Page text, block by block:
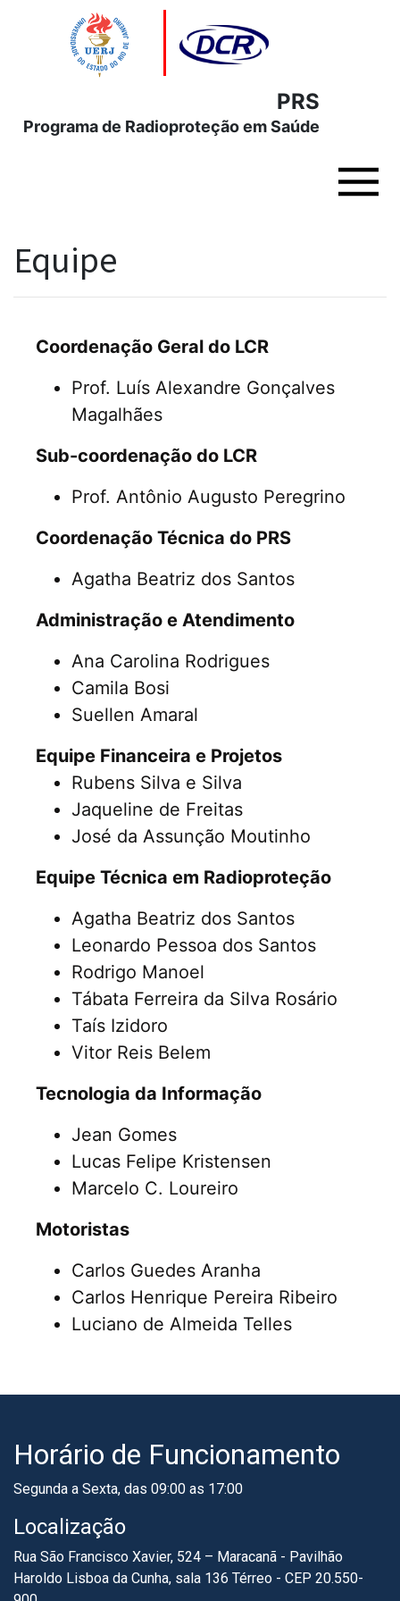
PRS
Programa de Radioproteção em Saúde
Serviços
Dúvidas
Legislação
Equipe
Contato
Login
Cadastro
Equipe
Coordenação Geral do LCR
Prof. Luís Alexandre Gonçalves
Magalhães
Sub-coordenação do LCR
Prof. Antônio Augusto Peregrino
Coordenação Técnica do PRS
Agatha Beatriz dos Santos
Administração e Atendimento
Ana Carolina Rodrigues
Camila Bosi
Suellen Amaral
Equipe Financeira e Projetos
Rubens Silva e Silva
Jaqueline de Freitas
José da Assunção Moutinho
Equipe Técnica em Radioproteção
Agatha Beatriz dos Santos
Leonardo Pessoa dos Santos
Rodrigo Manoel
Tábata Ferreira da Silva Rosário
Taís Izidoro
Vitor Reis Belem
Tecnologia da Informação
Jean Gomes
Lucas Felipe Kristensen
Marcelo C. Loureiro
Motoristas
Carlos Guedes Aranha
Carlos Henrique Pereira Ribeiro
Luciano de Almeida Telles
Horário de Funcionamento
Segunda a Sexta, das 09:00 as 17:00
Localização
Rua São Francisco Xavier, 524 – Maracanã - Pavilhão
Haroldo Lisboa da Cunha, sala 136 Térreo - CEP 20.550-